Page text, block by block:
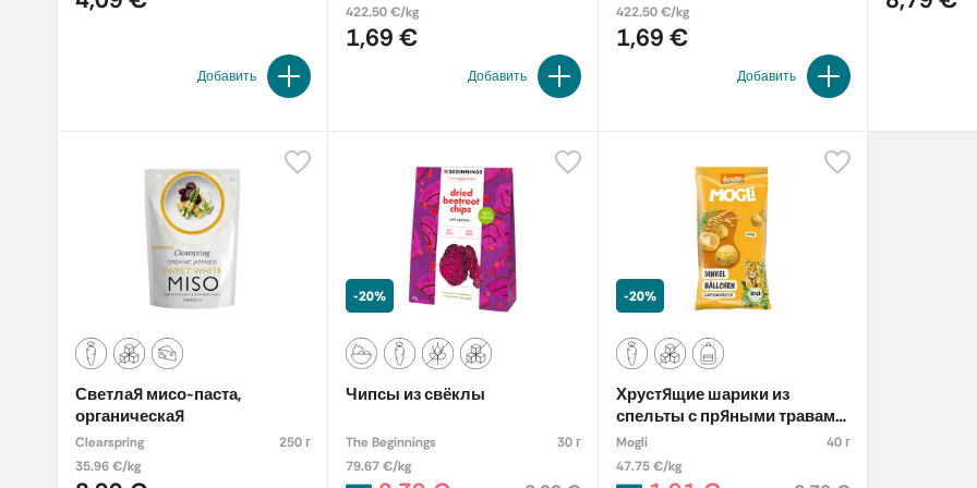
Добавить
422.50 €/kg
1,69 €
Добавить
422.50 €/kg
1,69 €
Добавить
Светлая мисо-паста,
органическая
Clearspring
250 г
35.96 €/kg
-20%
Чипсы из свёклы
The Beginnings
30 г
79.67 €/kg
-20%
Хрустящие шарики из
спельты с пряными травами,
биодинамические
Mogli
40 г
47.75 €/kg